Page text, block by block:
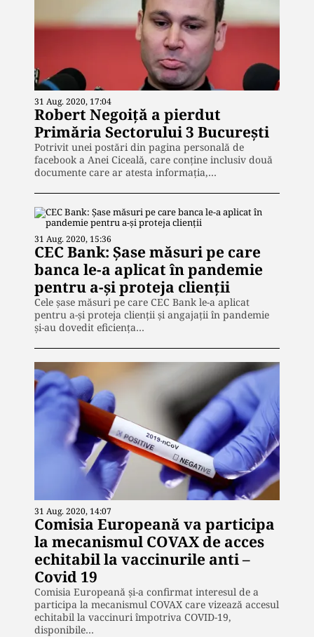
31 Aug. 2020, 17:04
Robert Negoiță a pierdut
Primăria Sectorului 3 București
Potrivit unei postări din pagina personală de
facebook a Anei Ciceală, care conține inclusiv două
documente care ar atesta informația,…
31 Aug. 2020, 15:36
CEC Bank: Șase măsuri pe care
banca le-a aplicat în pandemie
pentru a-și proteja clienții
Cele șase măsuri pe care CEC Bank le-a aplicat
pentru a-și proteja clienții și angajații în pandemie
și-au dovedit eficiența…
31 Aug. 2020, 14:07
Comisia Europeană va participa
la mecanismul COVAX de acces
echitabil la vaccinurile anti –
Covid 19
Comisia Europeană și-a confirmat interesul de a
participa la mecanismul COVAX care vizează accesul
echitabil la vaccinuri împotriva COVID-19,
disponibile…